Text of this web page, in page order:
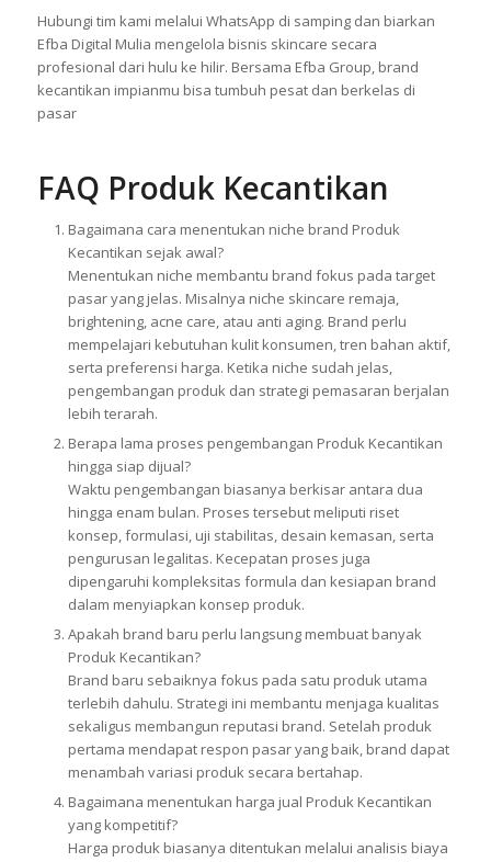
Hubungi tim kami melalui WhatsApp di samping dan biarkan
Efba Digital Mulia mengelola bisnis skincare secara
profesional dari hulu ke hilir. Bersama Efba Group, brand
kecantikan impianmu bisa tumbuh pesat dan berkelas di
pasar
FAQ Produk Kecantikan
Bagaimana cara menentukan niche brand Produk
Kecantikan sejak awal?
Menentukan niche membantu brand fokus pada target
pasar yang jelas. Misalnya niche skincare remaja,
brightening, acne care, atau anti aging. Brand perlu
mempelajari kebutuhan kulit konsumen, tren bahan aktif,
serta preferensi harga. Ketika niche sudah jelas,
pengembangan produk dan strategi pemasaran berjalan
lebih terarah.
Berapa lama proses pengembangan Produk Kecantikan
hingga siap dijual?
Waktu pengembangan biasanya berkisar antara dua
hingga enam bulan. Proses tersebut meliputi riset
konsep, formulasi, uji stabilitas, desain kemasan, serta
pengurusan legalitas. Kecepatan proses juga
dipengaruhi kompleksitas formula dan kesiapan brand
dalam menyiapkan konsep produk.
Apakah brand baru perlu langsung membuat banyak
Produk Kecantikan?
Brand baru sebaiknya fokus pada satu produk utama
terlebih dahulu. Strategi ini membantu menjaga kualitas
sekaligus membangun reputasi brand. Setelah produk
pertama mendapat respon pasar yang baik, brand dapat
menambah variasi produk secara bertahap.
Bagaimana menentukan harga jual Produk Kecantikan
yang kompetitif?
Harga produk biasanya ditentukan melalui analisis biaya